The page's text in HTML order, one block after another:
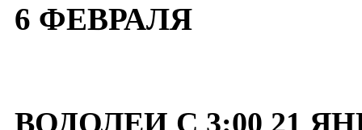
6 ФЕВРАЛЯ
ВОДОЛЕИ С 3:00 21